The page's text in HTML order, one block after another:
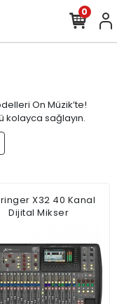
0
On Müzik’te!
kolayca sağlayın.
X32 40 Kanal
Dijital Mikser